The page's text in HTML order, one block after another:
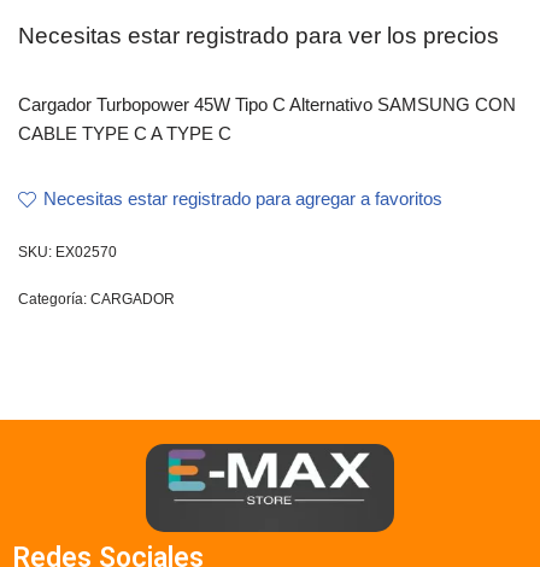
Necesitas estar registrado para ver los precios
Cargador Turbopower 45W Tipo C Alternativo SAMSUNG CON
CABLE TYPE C A TYPE C
Necesitas estar registrado para agregar a favoritos
SKU: EX02570
Categoría: CARGADOR
Redes Sociales